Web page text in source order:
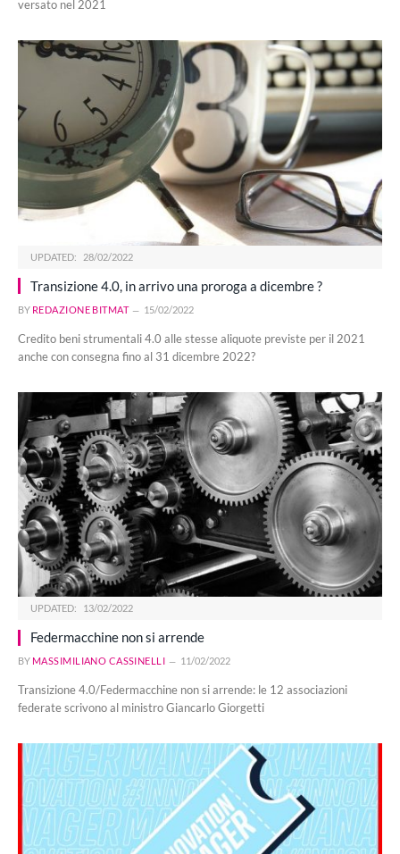
versato nel 2021
UPDATED: 28/02/2022
Transizione 4.0, in arrivo una proroga a dicembre ?
BY REDAZIONE BITMAT 15/02/2022
Credito beni strumentali 4.0 alle stesse aliquote previste per il 2021
anche con consegna fino al 31 dicembre 2022?
UPDATED: 13/02/2022
Federmacchine non si arrende
BY MASSIMILIANO CASSINELLI 11/02/2022
Transizione 4.0/Federmacchine non si arrende: le 12 associazioni
federate scrivono al ministro Giancarlo Giorgetti